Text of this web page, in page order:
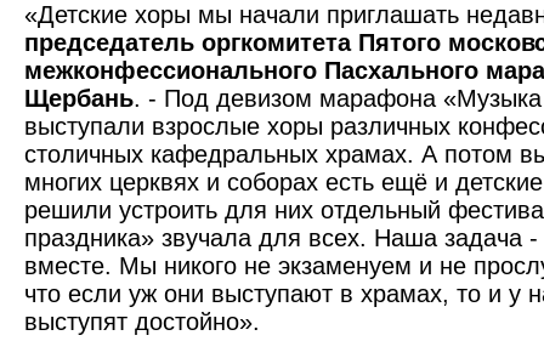
«Детские хоры мы начали приглашать
председатель оргкомитета Пятого
межконфессионального Пасхального
Щербань. - Под девизом марафона «Музыка
выступали взрослые хоры различных
столичных кафедральных храмах. А потом
многих церквях и соборах есть ещё и
решили устроить для них отдельный
праздника» звучала для всех. Наша задача -
вместе. Мы никого не экзаменуем и не
что если уж они выступают в храмах, то и у
выступят достойно».